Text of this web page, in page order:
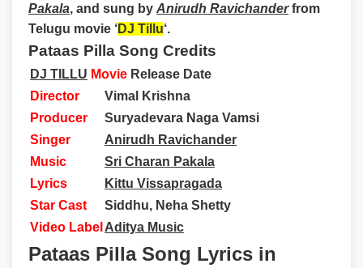
Pakala, and sung by Anirudh Ravichanderfrom
Telugu movie ‘DJ Tillu‘.
Pataas Pilla Song Credits
DJ TILLU Movie Release Date
Director
Vimal Krishna
Producer
Suryadevara Naga Vamsi
Singer
Anirudh Ravichander
Music
Sri Charan Pakala
Lyrics
Kittu Vissapragada
Star Cast
Siddhu, Neha Shetty
Video Label Aditya Music
Pataas Pilla Song Lyrics in